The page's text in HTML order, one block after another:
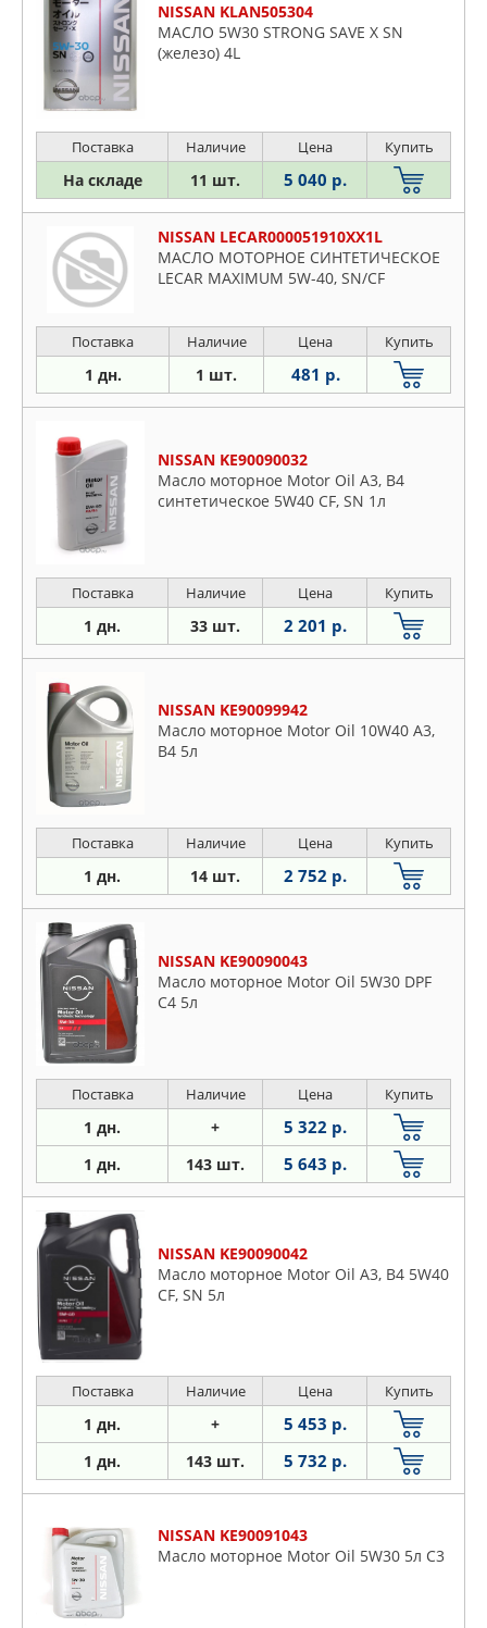
NISSAN KLAN505304
МАСЛО 5W30 STRONG SAVE X SN
(железо) 4L
Поставка Наличие Цена Купить
На складе 11 шт. 5 040 р.
NISSAN LECAR000051910XX1L
МАСЛО МОТОРНОЕ СИНТЕТИЧЕСКОЕ
LECAR MAXIMUM 5W-40, SN/CF
Поставка Наличие Цена Купить
1 дн. 1 шт. 481 р.
NISSAN KE90090032
Масло моторное Motor Oil A3, B4
синтетическое 5W40 CF, SN 1л
Поставка Наличие Цена Купить
1 дн. 33 шт. 2 201 р.
NISSAN KE90099942
Масло моторное Motor Oil 10W40 A3,
B4 5л
Поставка Наличие Цена Купить
1 дн. 14 шт. 2 752 р.
NISSAN KE90090043
Масло моторное Motor Oil 5W30 DPF
C4 5л
Поставка Наличие Цена Купить
1 дн. + 5 322 р.
1 дн. 143 шт. 5 643 р.
NISSAN KE90090042
Масло моторное Motor Oil A3, B4 5W40
CF, SN 5л
Поставка Наличие Цена Купить
1 дн. + 5 453 р.
1 дн. 143 шт. 5 732 р.
NISSAN KE90091043
Масло моторное Motor Oil 5W30 5л C3